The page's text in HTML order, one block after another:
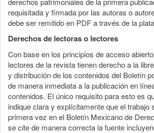
requisitada y firmada por las autoras o
debe ser remitido en PDF a través de la
Derechos de lectoras o lectores
Con base en los principios de acceso
lectores de la revista tienen derecho a la
y distribución de los contenidos del Boletín
de manera inmediata a la publicación en
contenidos. El único requisito para esto es
indique clara y explícitamente que el trabajo
primera vez en el Boletín Mexicano de
se cite de manera correcta la fuente